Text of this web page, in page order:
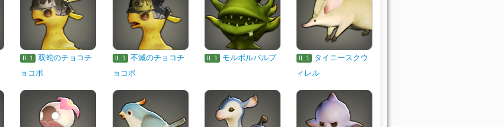
IL.1
双蛇のチョコチ
ョコボ
IL.1
不滅のチョコチ
ョコボ
IL.1 モルボルバルブ IL.1
タイニースクウ
ィレル